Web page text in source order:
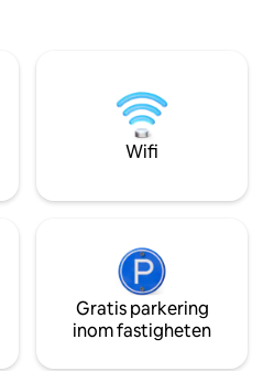
är
foten av
i Alaska.
Tvättmaskin/
TV, spel och
spjälsäng. Detta
till vårt
Wifi
Gratis parkering
inom fastigheten